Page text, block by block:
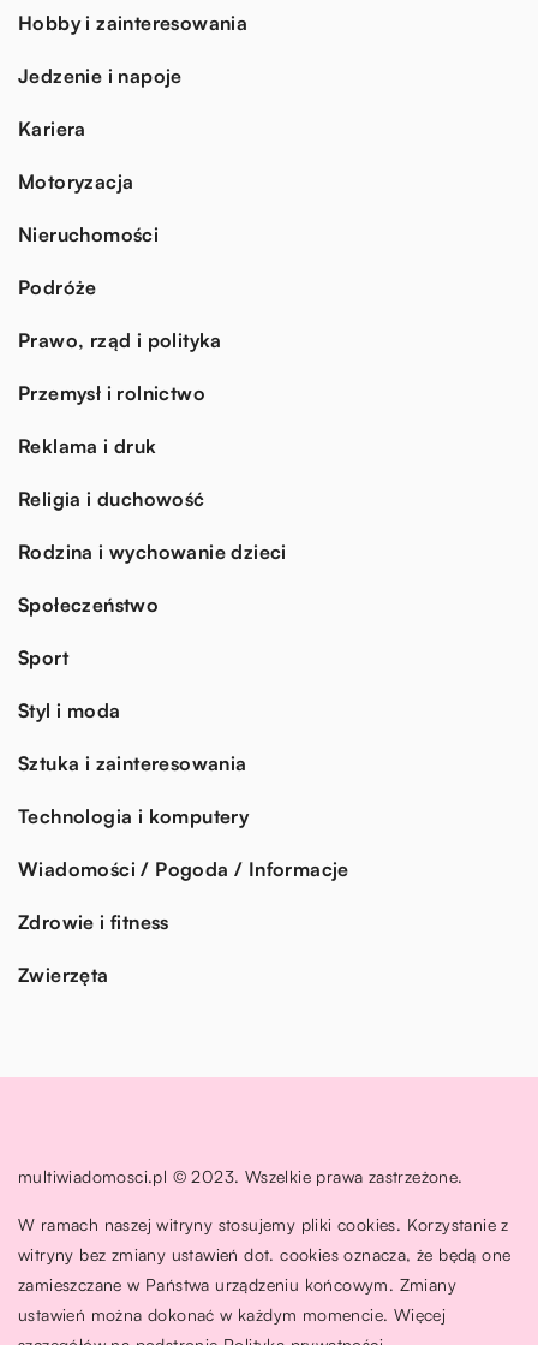
Hobby i zainteresowania
Jedzenie i napoje
Kariera
Motoryzacja
Nieruchomości
Podróże
Prawo, rząd i polityka
Przemysł i rolnictwo
Reklama i druk
Religia i duchowość
Rodzina i wychowanie dzieci
Społeczeństwo
Sport
Styl i moda
Sztuka i zainteresowania
Technologia i komputery
Wiadomości / Pogoda / Informacje
Zdrowie i fitness
Zwierzęta
multiwiadomosci.pl © 2023. Wszelkie prawa zastrzeżone.
W ramach naszej witryny stosujemy pliki cookies. Korzystanie z
witryny bez zmiany ustawień dot. cookies oznacza, że będą one
zamieszczane w Państwa urządzeniu końcowym. Zmiany
ustawień można dokonać w każdym momencie. Więcej